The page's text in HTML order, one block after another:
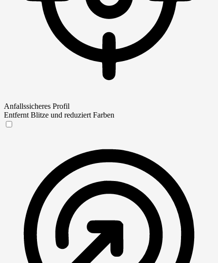
Anfallssicheres Profil
Entfernt Blitze und reduziert Farben